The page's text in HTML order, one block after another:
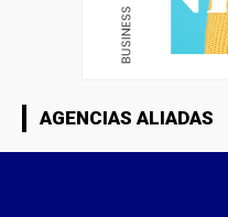
AGENCIAS ALIADAS